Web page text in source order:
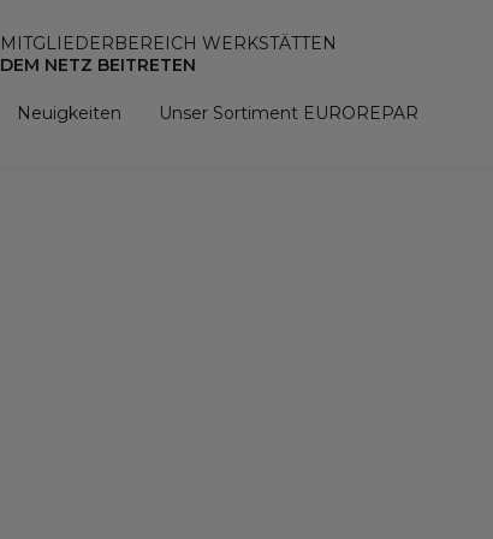
MITGLIEDERBEREICH WERKSTÄTTEN
DEM NETZ BEITRETEN
Neuigkeiten Unser Sortiment EUROREPAR